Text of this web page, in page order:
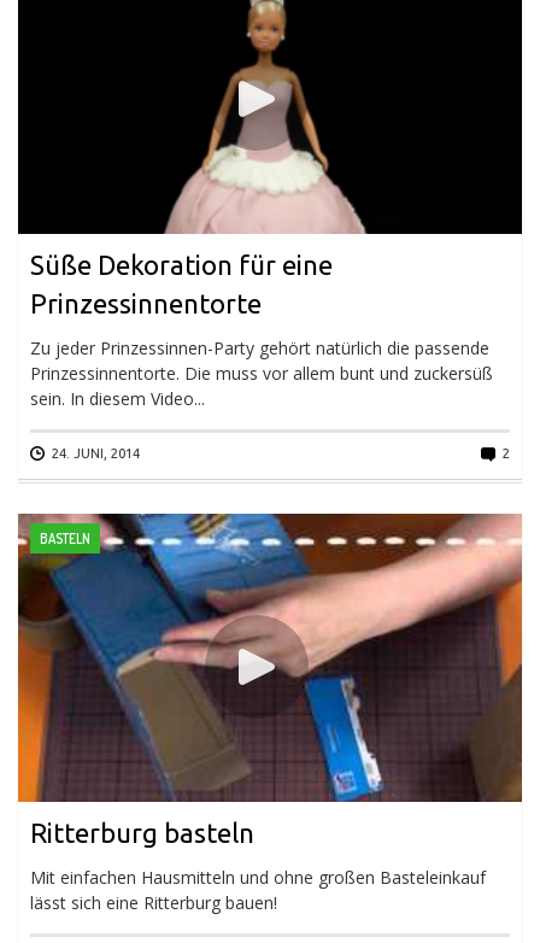
Süße Dekoration für eine
Prinzessinnentorte
Zu jeder Prinzessinnen-Party gehört natürlich die passende
Prinzessinnentorte. Die muss vor allem bunt und zuckersüß
sein. In diesem Video...
24. JUNI, 2014 2
BASTELN
Ritterburg basteln
Mit einfachen Hausmitteln und ohne großen Basteleinkauf
lässt sich eine Ritterburg bauen!